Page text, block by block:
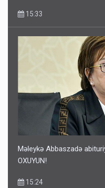
15:33
Məleykə Abbaszadə
OXUYUN!
15:24